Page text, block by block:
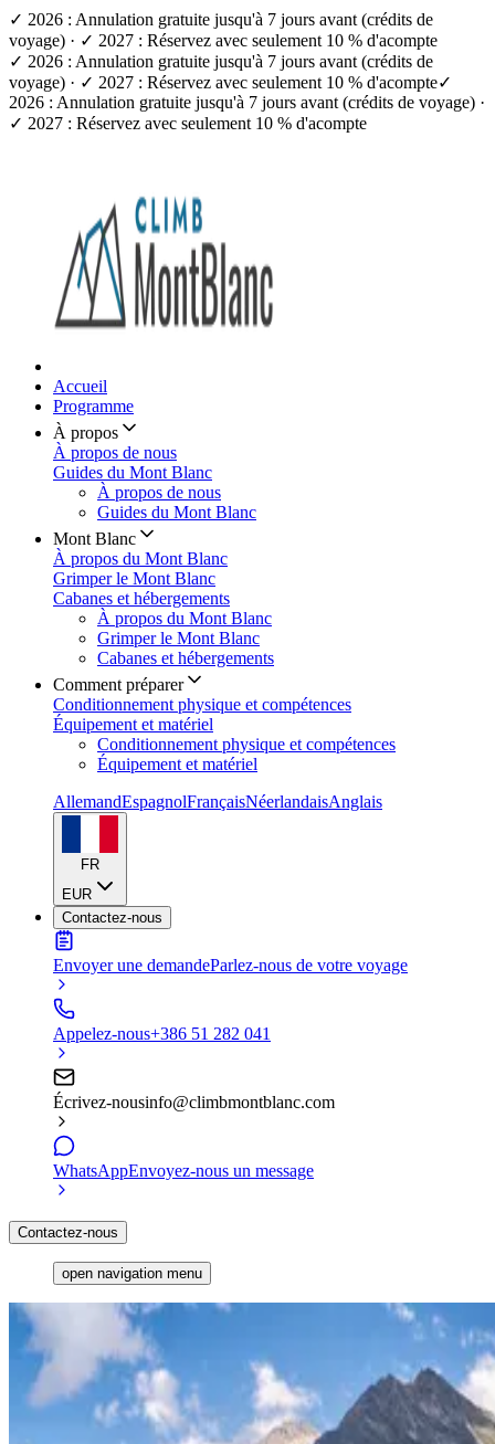
✓ 2026 : Annulation gratuite jusqu'à 7 jours avant (crédits de
voyage) · ✓ 2027 : Réservez avec seulement 10 % d'acompte
✓ 2026 : Annulation gratuite jusqu'à 7 jours avant (crédits de
voyage) · ✓ 2027 : Réservez avec seulement 10 % d'acompte✓
2026 : Annulation gratuite jusqu'à 7 jours avant (crédits de voyage) ·
✓ 2027 : Réservez avec seulement 10 % d'acompte
Accueil
Programme
À propos
À propos de nous
Guides du Mont Blanc
À propos de nous
Guides du Mont Blanc
Mont Blanc
À propos du Mont Blanc
Grimper le Mont Blanc
Cabanes et hébergements
À propos du Mont Blanc
Grimper le Mont Blanc
Cabanes et hébergements
Comment préparer
Conditionnement physique et compétences
Équipement et matériel
Conditionnement physique et compétences
Équipement et matériel
AllemandEspagnolFrançaisNéerlandaisAnglais
FR
EUR
Contactez-nous
Envoyer une demandeParlez-nous de votre voyage
Appelez-nous+386 51 282 041
Écrivez-nousinfo@climbmontblanc.com
WhatsAppEnvoyez-nous un message
Contactez-nous
open navigation menu